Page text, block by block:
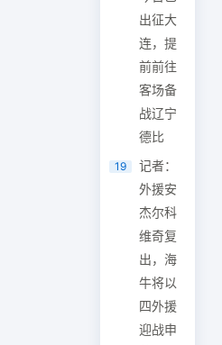
出征大
连，提
前前往
客场备
战辽宁
德比
19
记者：
外援安
杰尔科
维奇复
出，海
牛将以
四外援
迎战申